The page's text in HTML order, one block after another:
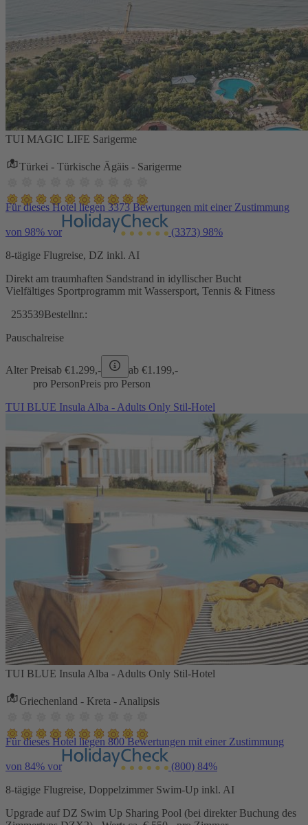
TUI MAGIC LIFE Sarigerme
Türkei - Türkische Ägäis - Sarigerme
Für dieses Hotel liegen 3373 Bewertungen mit einer Zustimmung
von 98% vor (3373) 98%
8-tägige Flugreise, DZ inkl. AI
Direkt am traumhaften Sandstrand in idyllischer Bucht
Vielfältiges Sportprogramm mit Wassersport, Tennis & Fitness
253539Bestellnr.:
Pauschalreise
Alter Preisab €1.299,- ab €1.199,-
pro PersonPreis pro Person
TUI BLUE Insula Alba - Adults Only Stil-Hotel
TUI BLUE Insula Alba - Adults Only Stil-Hotel
Griechenland - Kreta - Analipsis
Für dieses Hotel liegen 800 Bewertungen mit einer Zustimmung
von 84% vor (800) 84%
8-tägige Flugreise, Doppelzimmer Swim-Up inkl. AI
Upgrade auf DZ Swim Up Sharing Pool (bei direkter Buchung des